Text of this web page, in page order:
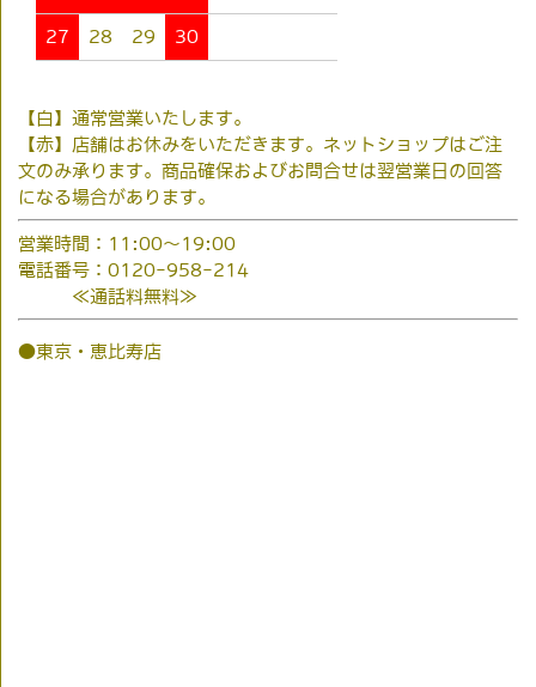
27 28 29 30
【白】通常営業いたします。
【赤】店舗はお休みをいただきます。ネットショップはご注
文のみ承ります。商品確保およびお問合せは翌営業日の回答
になる場合があります。
営業時間：11:00～19:00
電話番号：0120-958-214
≪通話料無料≫
●東京・恵比寿店